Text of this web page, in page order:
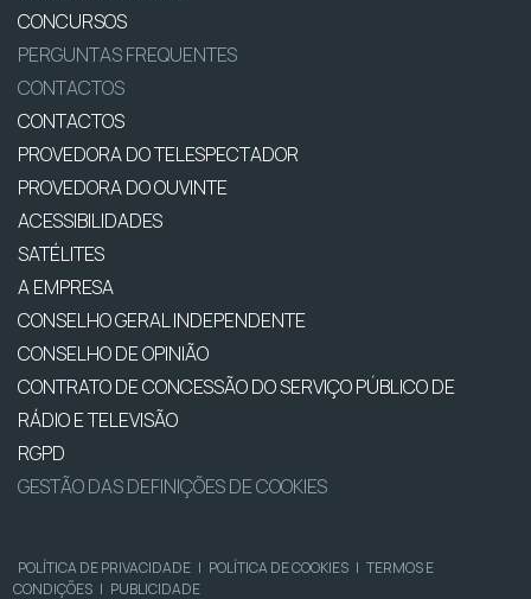
CONCURSOS
PERGUNTAS FREQUENTES
CONTACTOS
CONTACTOS
PROVEDORA DO TELESPECTADOR
PROVEDORA DO OUVINTE
ACESSIBILIDADES
SATÉLITES
A EMPRESA
CONSELHO GERAL INDEPENDENTE
CONSELHO DE OPINIÃO
CONTRATO DE CONCESSÃO DO SERVIÇO PÚBLICO DE
RÁDIO E TELEVISÃO
RGPD
GESTÃO DAS DEFINIÇÕES DE COOKIES
POLÍTICA DE PRIVACIDADE | POLÍTICA DE COOKIES | TERMOS E
CONDIÇÕES | PUBLICIDADE